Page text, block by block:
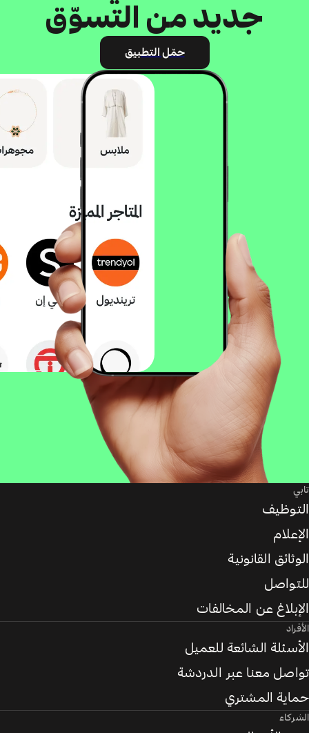
جديد من التسوّق
حمّل التطبيق
تابي
التوظيف
الإعلام
الوثائق القانونية
للتواصل
الإبلاغ عن المخالفات
الأفراد
الأسئلة الشائعة للعميل
تواصل معنا عبر الدردشة
حماية المشتري
الشركاء